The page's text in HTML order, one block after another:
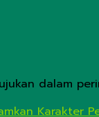
dalam